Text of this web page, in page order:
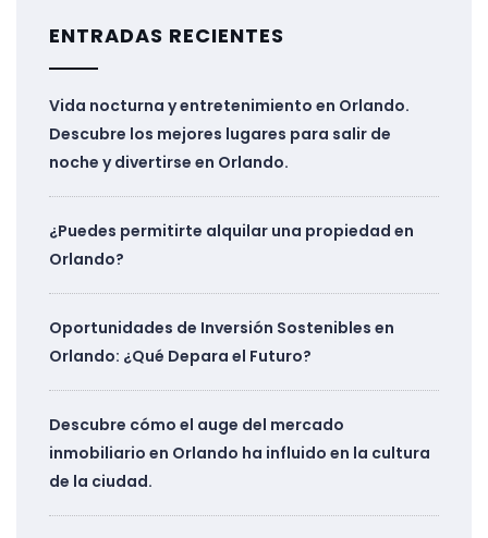
ENTRADAS RECIENTES
Vida nocturna y entretenimiento en Orlando.
Descubre los mejores lugares para salir de
noche y divertirse en Orlando.
¿Puedes permitirte alquilar una propiedad en
Orlando?
Oportunidades de Inversión Sostenibles en
Orlando: ¿Qué Depara el Futuro?
Descubre cómo el auge del mercado
inmobiliario en Orlando ha influido en la cultura
de la ciudad.